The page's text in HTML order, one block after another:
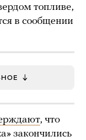
топливе,
в сообщении
, что
закончились